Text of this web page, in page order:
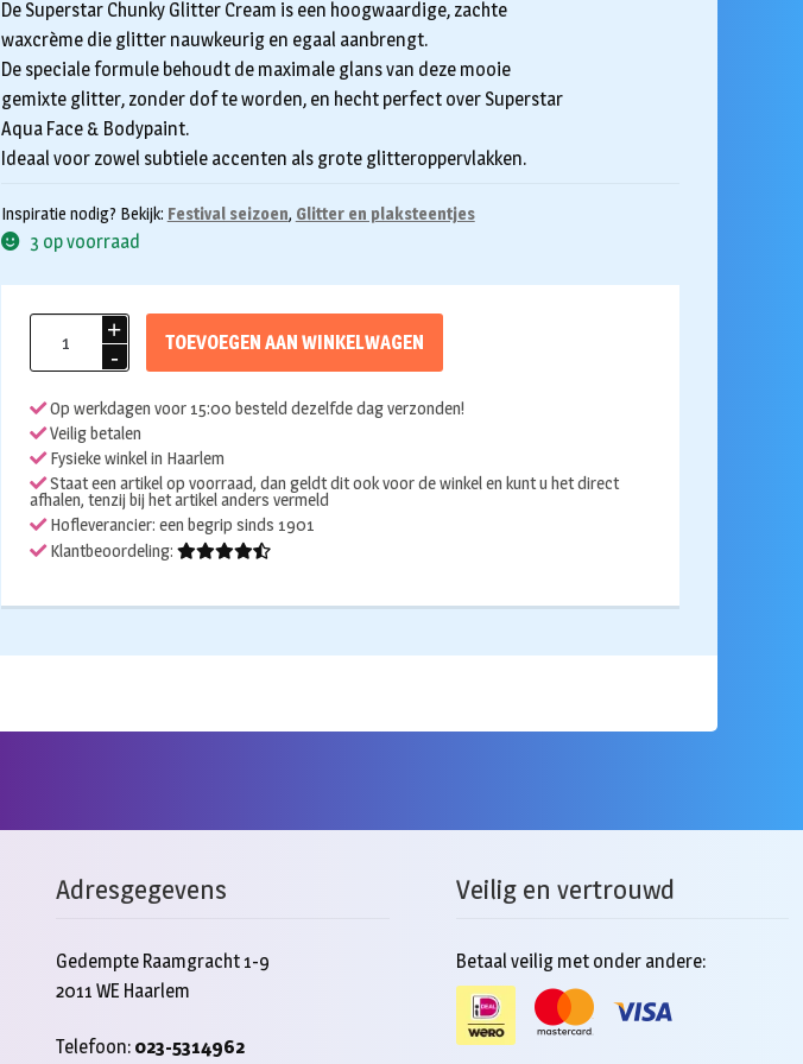
De Superstar Chunky Glitter Cream is een hoogwaardige, zachte
waxcrème die glitter nauwkeurig en egaal aanbrengt.
De speciale formule behoudt de maximale glans van deze mooie
gemixte glitter, zonder dof te worden, en hecht perfect over Superstar
Aqua Face & Bodypaint.
Ideaal voor zowel subtiele accenten als grote glitteroppervlakken.
Inspiratie nodig? Bekijk: Festival seizoen, Glitter en plaksteentjes
3 op voorraad
glitter
Superstar
Carnival
10ml
aantal
TOEVOEGEN AAN WINKELWAGEN
Op werkdagen voor 15:00 besteld dezelfde dag verzonden!
Veilig betalen
Fysieke winkel in Haarlem
Staat een artikel op voorraad, dan geldt dit ook voor de winkel en kunt u het direct
afhalen, tenzij bij het artikel anders vermeld
Hofleverancier: een begrip sinds 1901
Klantbeoordeling:
Adresgegevens
Gedempte Raamgracht 1-9
2011 WE Haarlem
Telefoon: 023-5314962
Veilig en vertrouwd
Betaal veilig met onder andere: